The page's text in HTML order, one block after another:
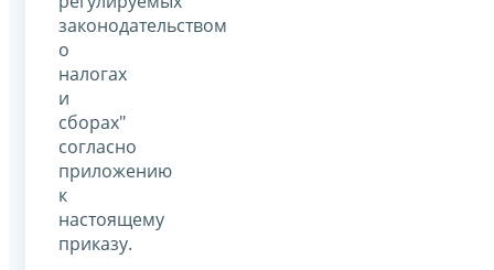
законодательством
о
налогах
и
сборах"
согласно
приложению
к
настоящему
приказу.